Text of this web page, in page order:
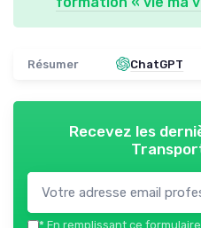
Résumer ChatGPT
Recevez les
* En remplissant ce